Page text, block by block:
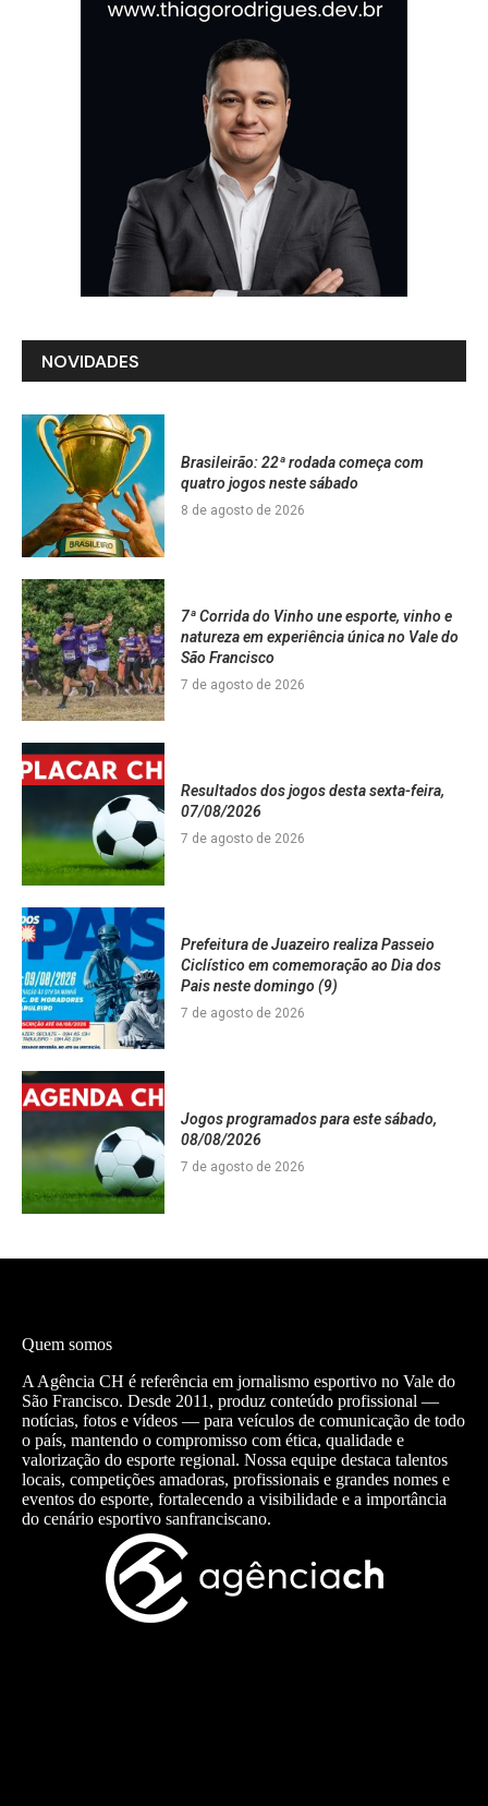
NOVIDADES
Brasileirão: 22ª rodada começa com
quatro jogos neste sábado
8 de agosto de 2026
7ª Corrida do Vinho une esporte, vinho e
natureza em experiência única no Vale do
São Francisco
7 de agosto de 2026
Resultados dos jogos desta sexta-feira,
07/08/2026
7 de agosto de 2026
Prefeitura de Juazeiro realiza Passeio
Ciclístico em comemoração ao Dia dos
Pais neste domingo (9)
7 de agosto de 2026
Jogos programados para este sábado,
08/08/2026
7 de agosto de 2026
Quem somos
A Agência CH é referência em jornalismo esportivo no Vale do
São Francisco. Desde 2011, produz conteúdo profissional —
notícias, fotos e vídeos — para veículos de comunicação de todo
o país, mantendo o compromisso com ética, qualidade e
valorização do esporte regional. Nossa equipe destaca talentos
locais, competições amadoras, profissionais e grandes nomes e
eventos do esporte, fortalecendo a visibilidade e a importância
do cenário esportivo sanfranciscano.